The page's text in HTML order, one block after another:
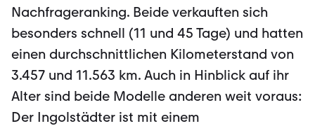
Nachfrageranking. Beide verkauften sich
besonders schnell (11 und 45 Tage) und hatten
einen durchschnittlichen Kilometerstand von
3.457 und 11.563 km. Auch in Hinblick auf ihr
Alter sind beide Modelle anderen weit voraus:
Der Ingolstädter ist mit einem